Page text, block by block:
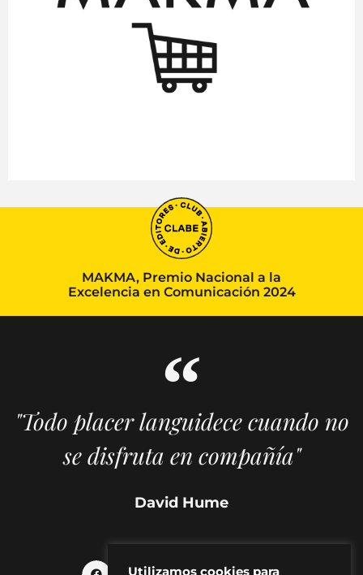
MAKMA, Premio Nacional a la
Excelencia en Comunicación 2024
"Todo placer languidece cuando no
se disfruta en compañía"
David Hume
Utilizamos cookies para